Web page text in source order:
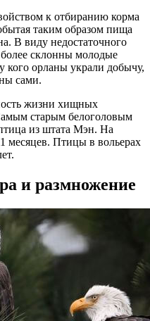
к отбиранию корма
таким образом пища
В виду недостаточного
склонны молодые
кого орланы украли добычу,
сами.
жизни хищных
старым белоголовым
из штата Мэн. На
месяцев. Птицы в вольерах
и размножение